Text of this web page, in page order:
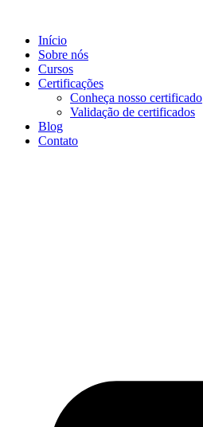
conteúdo
Início
Sobre nós
Cursos
Certificações
Conheça nosso certificado
Validação de certificados
Blog
Contato